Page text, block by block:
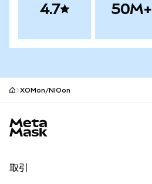
4.7 50M+
XOMon/NIOon
取引